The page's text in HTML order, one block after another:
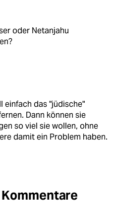
oder Netanjahu
einfach das "jüdische"
Dann können sie
so viel sie wollen, ohne
damit ein Problem haben.